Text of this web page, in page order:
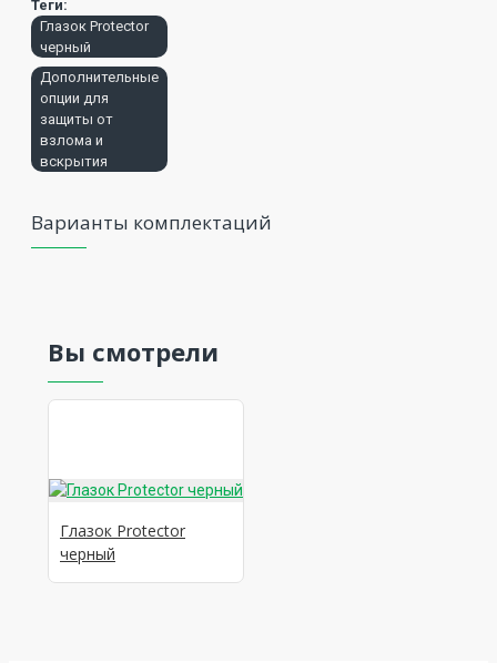
Теги:
Глазок Protector
черный
Дополнительные
опции для
защиты от
взлома и
вскрытия
Варианты комплектаций
Вы смотрели
Глазок Protector
черный